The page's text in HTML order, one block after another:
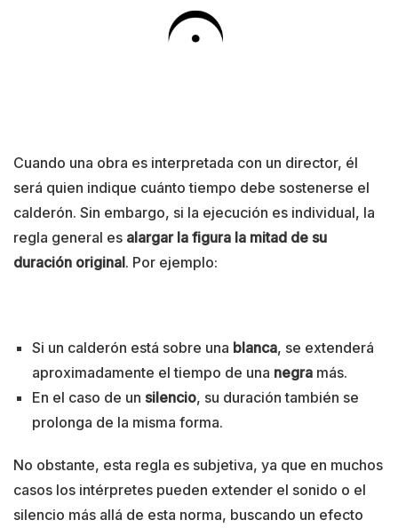
Cuando una obra es interpretada con un director, él
será quien indique cuánto tiempo debe sostenerse el
calderón. Sin embargo, si la ejecución es individual, la
regla general es alargar la figura la mitad de su
duración original. Por ejemplo:
Si un calderón está sobre una blanca, se extenderá
aproximadamente el tiempo de una negramás.
En el caso de un silencio, su duración también se
prolonga de la misma forma.
No obstante, esta regla es subjetiva, ya que en muchos
casos los intérpretes pueden extender el sonido o el
silencio más allá de esta norma, buscando un efecto